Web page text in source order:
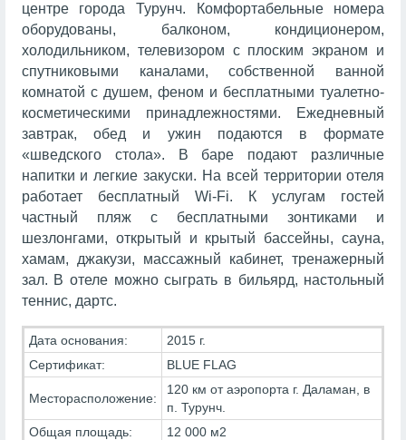
центре города Турунч. Комфортабельные номера
оборудованы, балконом, кондиционером,
холодильником, телевизором с плоским экраном и
спутниковыми каналами, собственной ванной
комнатой с душем, феном и бесплатными туалетно-
косметическими принадлежностями. Ежедневный
завтрак, обед и ужин подаются в формате
«шведского стола». В баре подают различные
напитки и легкие закуски. На всей территории отеля
работает бесплатный Wi-Fi. К услугам гостей
частный пляж с бесплатными зонтиками и
шезлонгами, открытый и крытый бассейны, сауна,
хамам, джакузи, массажный кабинет, тренажерный
зал. В отеле можно сыграть в бильярд, настольный
теннис, дартс.
Дата основания:
2015 г.
Сертификат:
BLUE FLAG
Месторасположение:
120 км от аэропорта г. Даламан, в
п. Турунч.
Общая площадь:
12 000 м2